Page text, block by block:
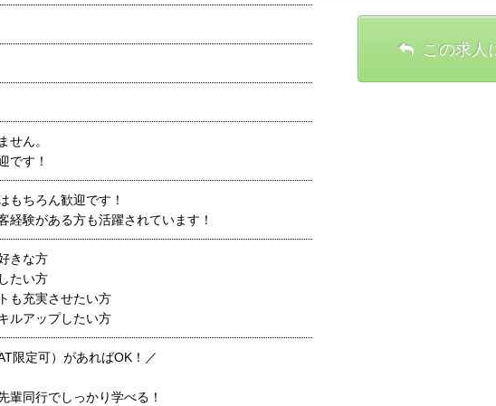
せん。
です！
もちろん歓迎です！
経験がある方も活躍されています！
きな方
たい方
も充実させたい方
ルアップしたい方
限定可）があればOK！／
輩同行でしっかり学べる！
この求人